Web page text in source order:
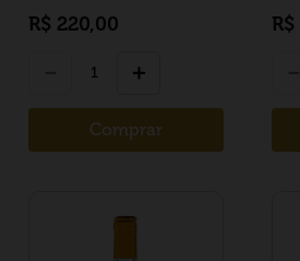
R$ 220,00
＋
Comprar
R$